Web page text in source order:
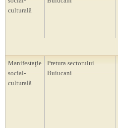
culturală
Manifestaţie
social-
culturală
Pretura sectorului
Buiucani